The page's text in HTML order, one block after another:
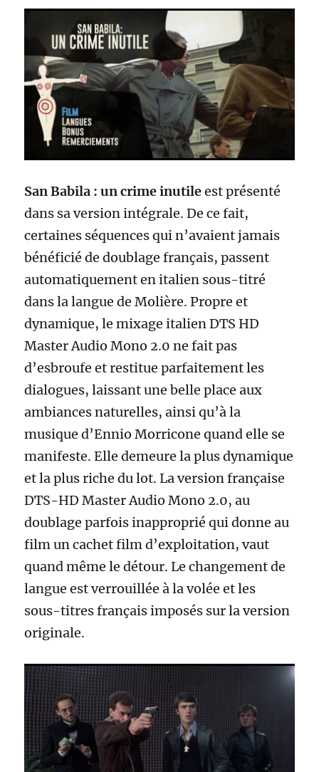
San Babila : un crime inutileest présenté
dans sa version intégrale. De ce fait,
certaines séquences qui n’avaient jamais
bénéficié de doublage français, passent
automatiquement en italien sous-titré
dans la langue de Molière. Propre et
dynamique, le mixage italien DTS HD
Master Audio Mono 2.0 ne fait pas
d’esbroufe et restitue parfaitement les
dialogues, laissant une belle place aux
ambiances naturelles, ainsi qu’à la
musique d’Ennio Morricone quand elle se
manifeste. Elle demeure la plus dynamique
et la plus riche du lot. La version française
DTS-HD Master Audio Mono 2.0, au
doublage parfois inapproprié qui donne au
film un cachet film d’exploitation, vaut
quand même le détour. Le changement de
langue est verrouillée à la volée et les
sous-titres français imposés sur la version
originale.